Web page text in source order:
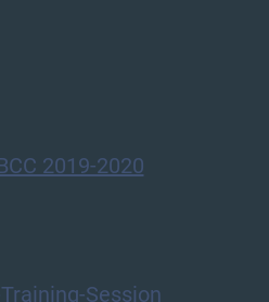
2019-2020
Session